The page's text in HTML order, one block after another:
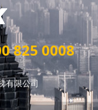
825 0008
有限公司